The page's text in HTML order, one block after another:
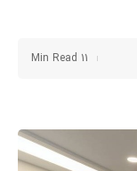
11 Min Read